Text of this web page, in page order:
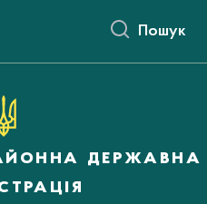
Пошук
державна